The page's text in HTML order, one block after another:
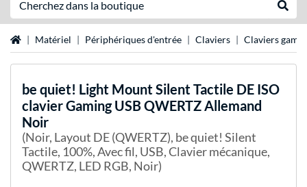
Page d'accueil
Matériel Périphériques d'entrée Claviers Claviers
be quiet! Light Mount Silent Tactile DE ISO
clavier Gaming USB QWERTZ Allemand
Noir
(Noir, Layout DE (QWERTZ), be quiet! Silent
Tactile, 100%, Avec fil, USB, Clavier mécanique,
QWERTZ, LED RGB, Noir)